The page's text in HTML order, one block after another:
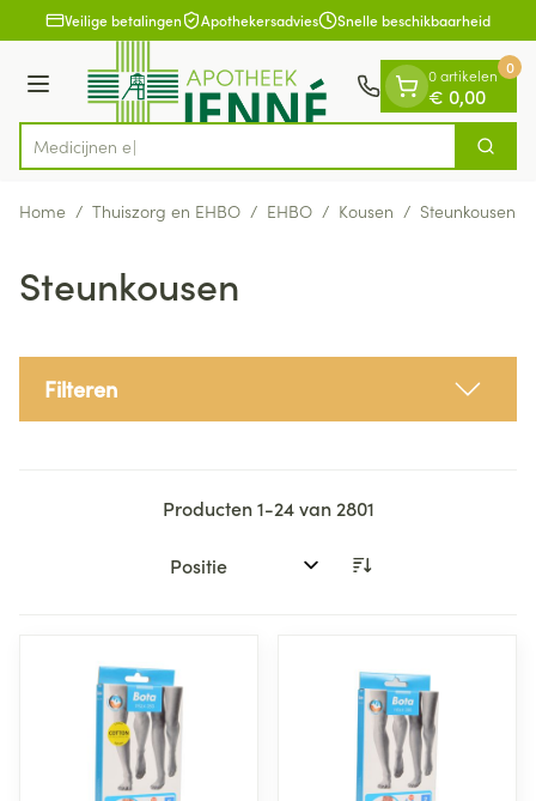
Ga naar de inhoud
1 van 1Veilige betalingen Apothekersadvies Snelle beschikbaarheid
Menu
Product, merk, categorie... Zoek
0 artikelen
€ 0,00
0
Home / Thuiszorg en EHBO / EHBO / Kousen / Steunkousen
Steunkousen
Filteren
Producten1-24van 2801
Sorteer op: